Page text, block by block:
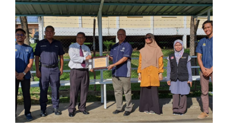
Larger
Image